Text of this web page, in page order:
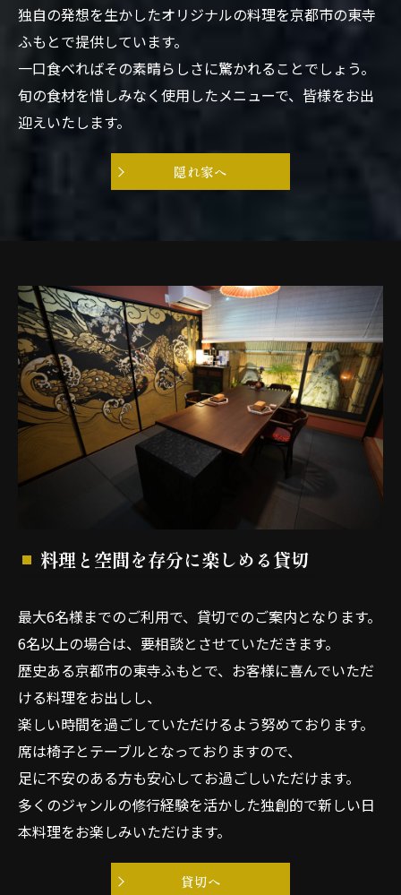
独自の発想を生かしたオリジナルの料理を京都市の東寺
ふもとで提供しています。
一口食べればその素晴らしさに驚かれることでしょう。
旬の食材を惜しみなく使用したメニューで、皆様をお出
迎えいたします。
隠れ家へ
料理と空間を存分に楽しめる貸切
最大6名様までのご利用で、貸切でのご案内となります。
6名以上の場合は、要相談とさせていただきます。
歴史ある京都市の東寺ふもとで、お客様に喜んでいただ
ける料理をお出しし、
楽しい時間を過ごしていただけるよう努めております。
席は椅子とテーブルとなっておりますので、
足に不安のある方も安心してお過ごしいただけます。
多くのジャンルの修行経験を活かした独創的で新しい日
本料理をお楽しみいただけます。
貸切へ